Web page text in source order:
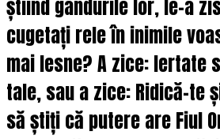
știind gândurile lor, le-a
cugetați rele în inimile
mai lesne? A zice: Iertate
tale, sau a zice: Ridică-te
să știți că putere are Fiul